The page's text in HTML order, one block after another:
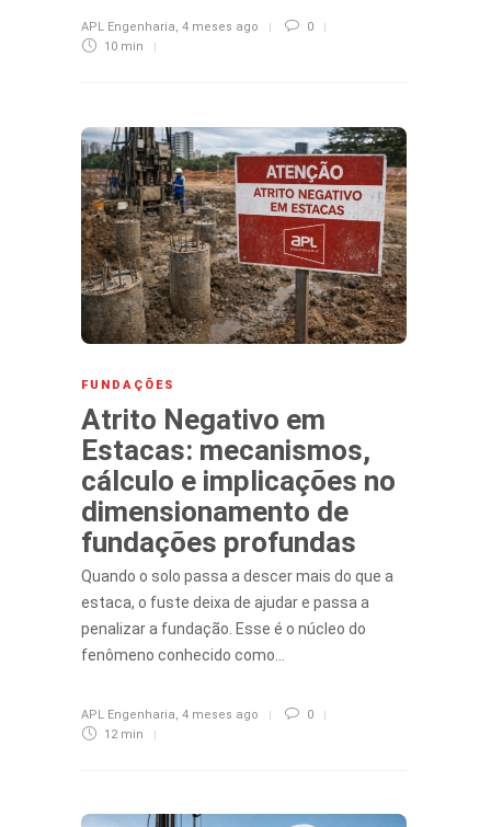
APL Engenharia, 4 meses ago
0
10 min
FUNDAÇÕES
Atrito Negativo em
Estacas: mecanismos,
cálculo e implicações no
dimensionamento de
fundações profundas
Quando o solo passa a descer mais do que a
estaca, o fuste deixa de ajudar e passa a
penalizar a fundação. Esse é o núcleo do
fenômeno conhecido como…
APL Engenharia, 4 meses ago
0
12 min